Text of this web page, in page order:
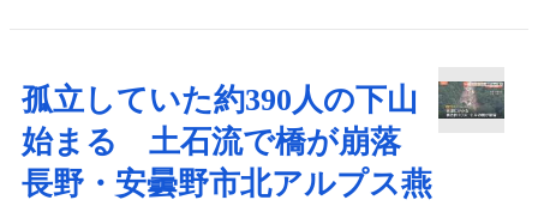
孤立していた約390人の下山
始まる 土石流で橋が崩落
長野・安曇野市北アルプス燕